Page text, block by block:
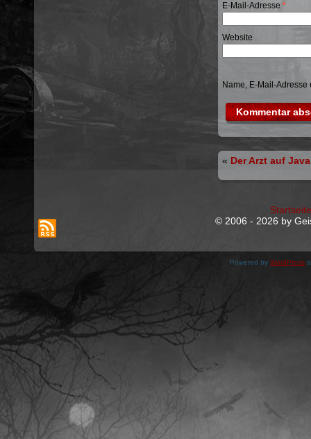
E-Mail-Adresse *
Website
Name, E-Mail-
« Der Arzt auf
Startseite
© 2006 - 2026 by
Powered by WordPress